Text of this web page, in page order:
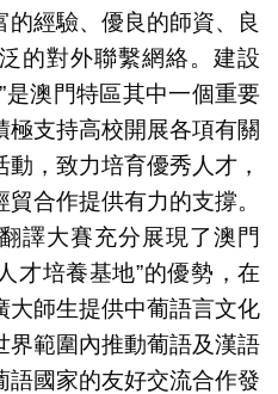
經驗、優良的師資、良
的對外聯繫網絡。建設
是澳門特區其中一個重要
極支持高校開展各項有關
，致力培育優秀人才，
合作提供有力的支撐。
譯大賽充分展現了澳門
才培養基地”的優勢，在
大師生提供中葡語言文化
界範圍內推動葡語及漢語
語國家的友好交流合作發